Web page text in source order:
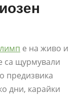
е на живо и
са щурмували
предизвика
дни, карайки